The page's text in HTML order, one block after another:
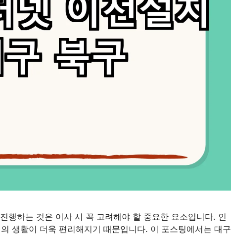
행하는 것은 이사 시 꼭 고려해야 할 중요한 요소입니다. 인
생활이 더욱 편리해지기 때문입니다. 이 포스팅에서는 대구